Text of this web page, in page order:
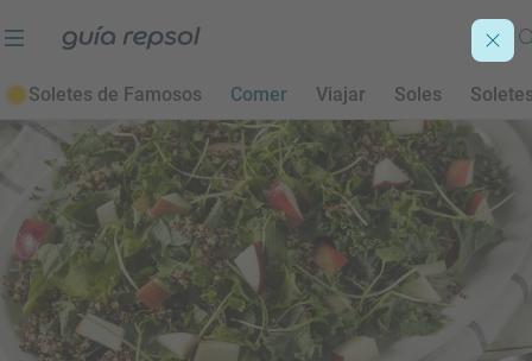
Soletes de Famosos Comer Viajar Soles